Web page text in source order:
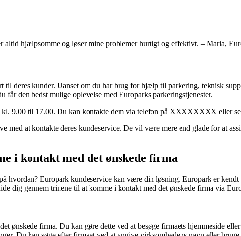
altid hjælpsomme og løser mine problemer hurtigt og effektivt. – Maria,
til deres kunder. Uanset om du har brug for hjælp til parkering, teknisk
den bedst mulige oplevelse med Europarks parkeringstjenester.
9.00 til 17.00. Du kan kontakte dem via telefon på XXXXXXXX eller
at kontakte deres kundeservice. De vil være mere end glade for at
i kontakt med det ønskede firma
hvordan? Europark kundeservice kan være din løsning. Europark er
dig gennem trinene til at komme i kontakt med det ønskede firma via
ønskede firma. Du kan gøre dette ved at besøge firmaets hjemmeside